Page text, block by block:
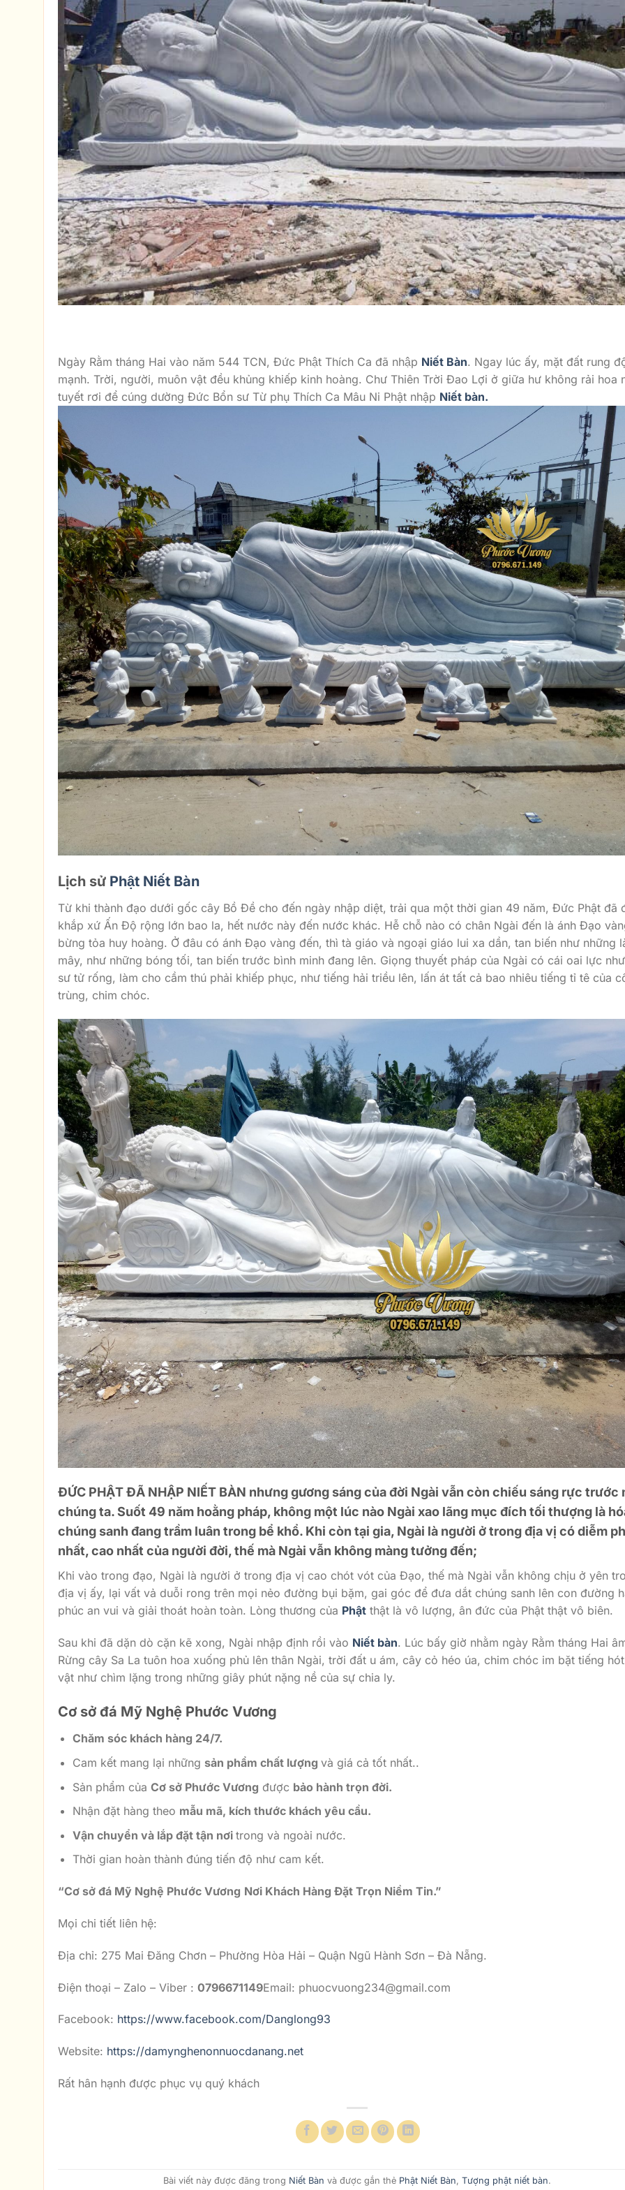
Ngày Rằm tháng Hai vào năm 544 TCN, Đức Phật Thích Ca đã nhập Niết Bàn. Ngay lúc ấy, mặt đất rung
mạnh. Trời, người, muôn vật đều khủng khiếp kinh hoàng. Chư Thiên Trời Đao Lợi ở giữa hư không rải hoa
tuyết rơi để cúng dường Đức Bổn sư Từ phụ Thích Ca Mâu Ni Phật nhập Niết bàn.
Lịch sử Phật Niết Bàn
Từ khi thành đạo dưới gốc cây Bồ Đề cho đến ngày nhập diệt, trải qua một thời gian 49 năm, Đức Phật đã
khắp xứ Ấn Độ rộng lớn bao la, hết nước này đến nước khác. Hễ chỗ nào có chân Ngài đến là ánh Đạo
bừng tỏa huy hoàng. Ở đâu có ánh Đạo vàng đến, thì tà giáo và ngoại giáo lui xa dần, tan biến như những
mây, như những bóng tối, tan biến trước bình minh đang lên. Giọng thuyết pháp của Ngài có cái oai lực
sư tử rống, làm cho cầm thú phải khiếp phục, như tiếng hải triều lên, lấn át tất cả bao nhiêu tiếng tỉ tê của
trùng, chim chóc.
ĐỨC PHẬT ĐÃ NHẬP NIẾT BÀN nhưng gương sáng của đời Ngài vẫn còn chiếu sáng rực trước
chúng ta. Suốt 49 năm hoằng pháp, không một lúc nào Ngài xao lãng mục đích tối thượng là
chúng sanh đang trầm luân trong bể khổ. Khi còn tại gia, Ngài là người ở trong địa vị có diễm
nhất, cao nhất của người đời, thế mà Ngài vẫn không màng tưởng đến;
Khi vào trong đạo, Ngài là người ở trong địa vị cao chót vót của Đạo, thế mà Ngài vẫn không chịu ở yên
địa vị ấy, lại vất vả duỗi rong trên mọi nẻo đường bụi bặm, gai góc để đưa dắt chúng sanh lên con đường
phúc an vui và giải thoát hoàn toàn. Lòng thương của Phật thật là vô lượng, ân đức của Phật thật vô biên.
Sau khi đã dặn dò cặn kẽ xong, Ngài nhập định rồi vào Niết bàn. Lúc bấy giờ nhằm ngày Rằm tháng Hai
Rừng cây Sa La tuôn hoa xuống phủ lên thân Ngài, trời đất u ám, cây cỏ héo úa, chim chóc im bặt tiếng
vật như chìm lặng trong những giây phút nặng nề của sự chia ly.
Cơ sở đá Mỹ Nghệ Phước Vương
Chăm sóc khách hàng 24/7.
Cam kết mang lại những sản phẩm chất lượng và giá cả tốt nhất..
Sản phẩm của Cơ sở Phước Vương được bảo hành trọn đời.
Nhận đặt hàng theo mẫu mã, kích thước khách yêu cầu.
Vận chuyển và lắp đặt tận nơi trong và ngoài nước.
Thời gian hoàn thành đúng tiến độ như cam kết.
“Cơ sở đá Mỹ Nghệ Phước Vương Nơi Khách Hàng Đặt Trọn Niềm Tin.”
Mọi chi tiết liên hệ:
Địa chỉ: 275 Mai Đăng Chơn – Phường Hòa Hải – Quận Ngũ Hành Sơn – Đà Nẵng.
Điện thoại – Zalo – Viber : 0796671149Email: phuocvuong234@gmail.com
Facebook: https://www.facebook.com/Danglong93
Website: https://damynghenonnuocdanang.net
Rất hân hạnh được phục vụ quý khách
Bài viết này được đăng trong Niết Bàn và được gắn thẻ Phật Niết Bàn, Tượng phật niết bàn.